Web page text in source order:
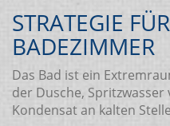
STRATEGIE
BADEZIMMER
Das Bad ist ein
der Dusche,
Kondensat an kalten